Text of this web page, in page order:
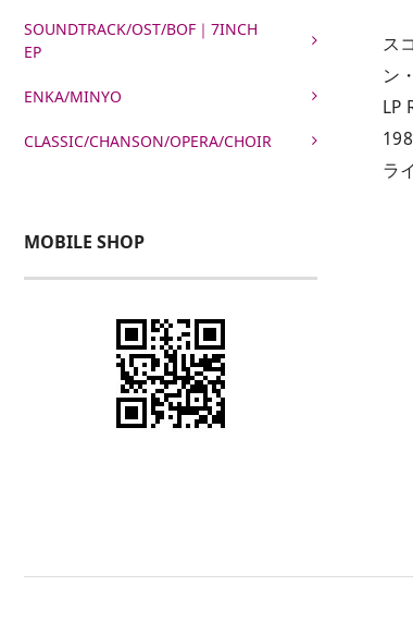
SOUNDTRACK/OST/BOF｜7INCH
EP
ENKA/MINYO
CLASSIC/CHANSON/OPERA/CHOIR
MOBILE SHOP
ス
ン
LP
ラ